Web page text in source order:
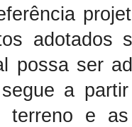
adotados
possa ser
a
terreno e